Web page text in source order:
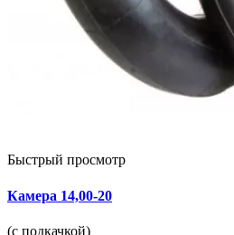
Быстрый просмотр
Камера 14,00-20
(с подкачкой)